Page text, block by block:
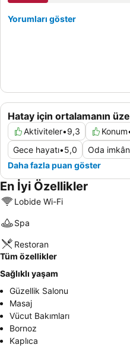
Hatay için ortalamanın
Aktiviteler•9,3 Konum
Gece hayatı•5,0 Oda
Daha fazla puan göster
Yorumları göster
En İyi Özellikler
Lobide Wi-Fi
Spa
Restoran
Tüm özellikler
Sağlıklı yaşam
Güzellik Salonu
Masaj
Vücut Bakımları
Bornoz
Kaplıca